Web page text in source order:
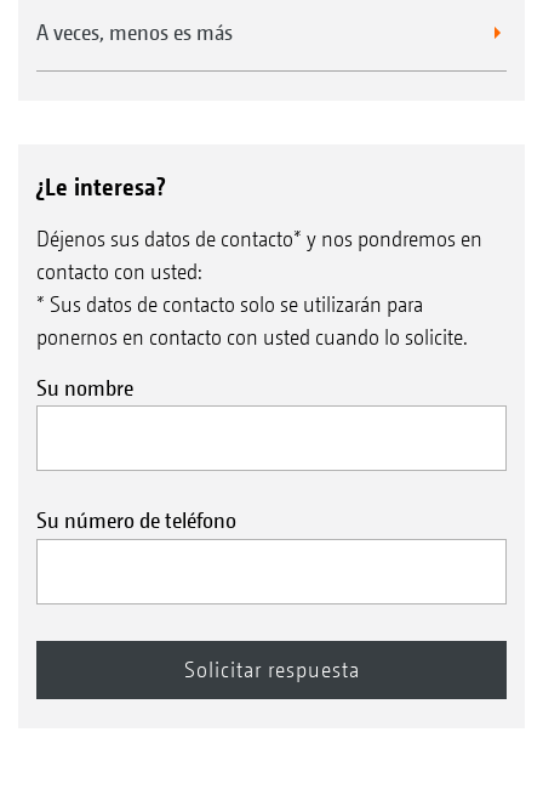
A veces, menos es más
¿Le interesa?
Déjenos sus datos de contacto* y nos pondremos en
contacto con usted:
* Sus datos de contacto solo se utilizarán para
ponernos en contacto con usted cuando lo solicite.
Su nombre
Su número de teléfono